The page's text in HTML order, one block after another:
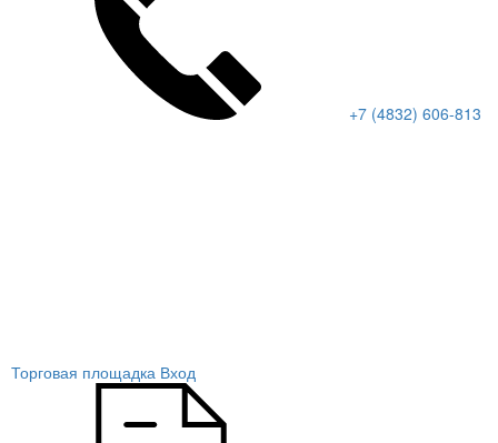
+7 (4832) 606-813
Торговая площадка Вход